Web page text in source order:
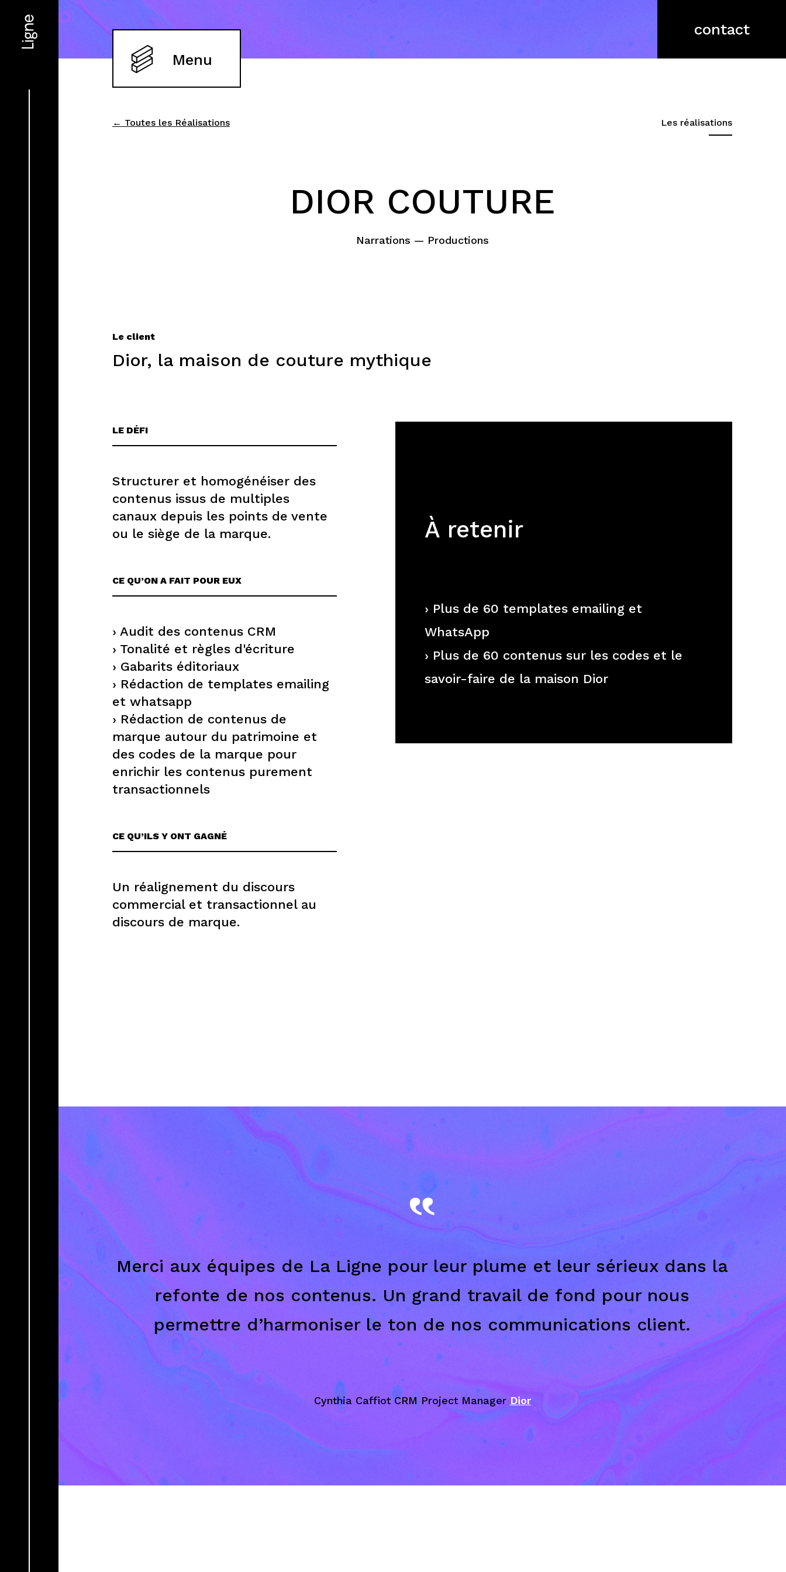
Menu
contact
← Toutes les Réalisations Les réalisations
DIOR COUTURE
Narrations — Productions
Le client
Dior, la maison de couture mythique
LE DÉFI
Structurer et homogénéiser des
contenus issus de multiples
canaux depuis les points de vente
ou le siège de la marque.
CE QU’ON A FAIT POUR EUX
› Audit des contenus CRM
› Tonalité et règles d'écriture
› Gabarits éditoriaux
› Rédaction de templates emailing
et whatsapp
› Rédaction de contenus de
marque autour du patrimoine et
des codes de la marque pour
enrichir les contenus purement
transactionnels
CE QU’ILS Y ONT GAGNÉ
Un réalignement du discours
commercial et transactionnel au
discours de marque.
À retenir
› Plus de 60 templates emailing et
WhatsApp
› Plus de 60 contenus sur les codes et le
savoir-faire de la maison Dior
‟
Merci aux équipes de La Ligne pour leur plume et leur sérieux dans la
refonte de nos contenus. Un grand travail de fond pour nous
permettre d’harmoniser le ton de nos communications client.
Cynthia Caffiot CRM Project Manager Dior